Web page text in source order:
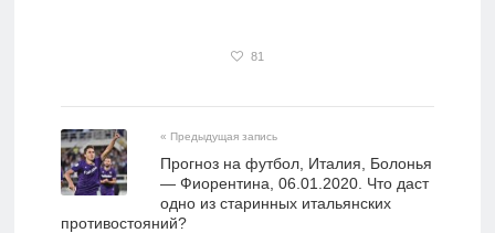
81
« Предыдущая запись
Прогноз на футбол, Италия, Болонья
— Фиорентина, 06.01.2020. Что даст
одно из старинных итальянских
противостояний?